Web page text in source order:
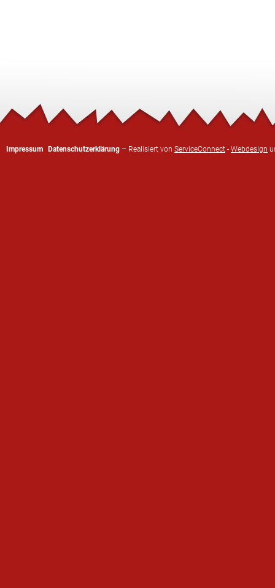
Impressum Datenschutzerklärung – Realisiert von ServiceConnect - Webdesign